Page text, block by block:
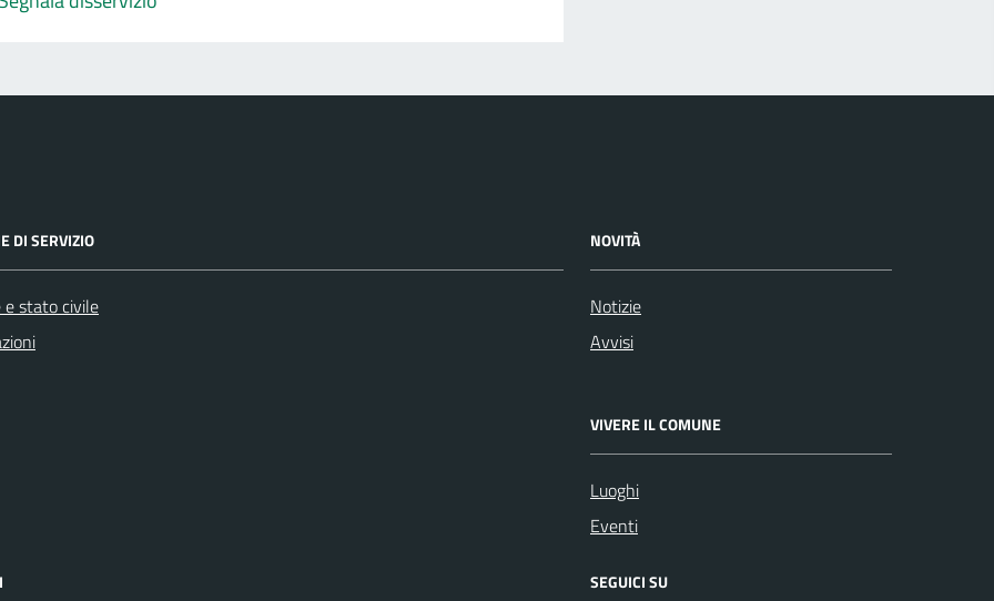
DI SERVIZIO
e stato civile
NOVITÀ
Notizie
Avvisi
VIVERE IL COMUNE
Luoghi
Eventi
SEGUICI SU